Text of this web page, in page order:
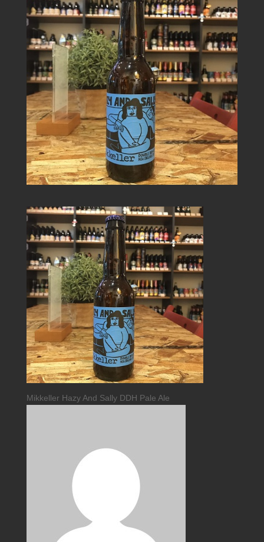
Mikkeller Hazy And Sally DDH Pale Ale